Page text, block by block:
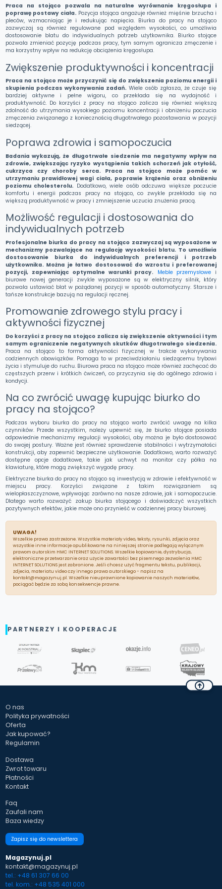
Praca na stojąco pozwala na naturalne wyrównanie kręgosłupa i
poprawę postawy ciała.Pozycja stojąca angażuje również mięśnie brzucha i
pleców, wzmacniając je i redukując napięcia. Biurka do pracy na stojąco
zazwyczaj są również regulowane pod względem wysokości, co umożliwia
dostosowanie blatu do indywidualnych potrzeb użytkownika. Biurko stojące
pozwala zmieniać pozycję podczas pracy, tym samym ogranicza zmęczenie i
ma korzystny wpływ na redukcję obciążenia kręgosłupa.
Zwiększenie produktywności i koncentracji
Praca na stojąco może przyczynić się do zwiększenia poziomu energii i
skupienia podczas wykonywania zadań.Wiele osób zgłasza, że czuje się
bardziej aktywne i pełne wigoru, co przekłada się na wydajność i
produktywność. Do korzyści z pracy na stojąco zalicza się również większą
zdolność do utrzymania wysokiego poziomu koncentracji i obniżeniu poczucia
zmęczenia związanego z koniecznością długotrwałego pozostawania w pozycji
siedzącej.
Poprawa zdrowia i samopoczucia
Badania wykazują, że długotrwałe siedzenie ma negatywny wpływ na
zdrowie, zwiększając ryzyko wystąpienia takich schorzeń jak otyłość,
cukrzyca czy choroby serca. Praca na stojąco może pomóc w
utrzymaniu prawidłowej wagi ciała, poprawie krążenia oraz obniżeniu
poziomu cholesterolu. Dodatkowo, wiele osób odczuwa większe poczucie
komfortu i energii podczas pracy na stojąco, co zwykle przekłada się na
większą produktywność w pracy i zmniejszenie uczucia znużenia pracą.
Możliwość regulacji i dostosowania do
indywidualnych potrzeb
Profesjonalne biurka do pracy na stojąco zazwyczaj są wyposażone w
mechanizmy pozwalające na regulację wysokości blatu. To umożliwia
dostosowanie biurka do indywidualnych preferencji i potrzeb
użytkownika. Można je łatwo dostosować do wzrostu i preferowanej
pozycji, zapewniając optymalne warunki pracy.
Meble przemysłowe i
biurowe nowej generacji zwykle wyposażone są w elektryczny silnik, który
pozwala ustawiać blat w pożądanej pozycji w sposób automatyczny. Starsze i
tańsze konstrukcje bazują na regulacji ręcznej.
Promowanie zdrowego stylu pracy i
aktywności fizycznej
Do korzyści z pracy na stojąco zalicza się zwiększenie aktywności i tym
samym ograniczenie negatywnych skutków długotrwałego siedzenia.
Praca na stojąco to forma aktywności fizycznej w trakcie wykonywania
codziennych obowiązków. Pomaga to w przeciwdziałaniu siedzącemu trybowi
życia i stymuluje do ruchu. Biurowa praca na stojąco może również zachęcać do
częstszych przerw i krótkich ćwiczeń, co przyczynia się do ogólnego zdrowia i
kondycji.
Na co zwrócić uwagę kupując biurko do
pracy na stojąco?
Podczas wyboru biurka do pracy na stojąco warto zwrócić uwagę na kilka
czynników. Przede wszystkim, należy upewnić się, że biurko stojące posiada
odpowiednie mechanizmy regulacji wysokości, aby można je było dostosować
do swojej postury. Ważne jest również sprawdzenie stabilności i wytrzymałości
konstrukcji, aby zapewnić bezpieczne użytkowanie. Dodatkowo, warto rozważyć
dostępne opcje dodatkowe, takie jak uchwyt na monitor czy półka na
klawiaturę, które mogą zwiększyć wygodę pracy.
Elektryczne biurka do pracy na stojąco są inwestycją w zdrowie i efektywność w
miejscu pracy. Korzyści związane z takim rozwiązaniem są
wielopłaszczyznowe, wpływając zarówno na nasze zdrowie, jak i samopoczucie.
Dlatego warto rozważyć zakup biurka stojącego i doświadczyć wszystkich
pozytywnych efektów, jakie może ono przynieść w codziennej pracy biurowej.
UWAGA!
Wszelkie prawa zastrzeżone. Wszystkie materiały video, teksty, rysunki, zdjęcia oraz
wszystkie inne informacje opublikowane na niniejszej stronie podlegają wylącznym
prawom autorskim HMC INTERNET SOLUTIONS. Wszelkie kopiowanie, dystrybucja,
elektroniczne przetwarzanie oraz użycie zawartości bez pisemnego zezwolenia HMC
INTERNET SOLUTIONS jest zabronione. Jeśli chcesz użyć fragmentu tekstu, publikacji,
zdjecia, materiatu video czy innego prawa autorskiego - napisz na
kontakt@magazynuj.pl. Wszeľkie nieuprawnione kopiowanie naszych materiałów,
pociągać będzie za sobą konsekwencje prawne.
PARTNERZY I KOOPERACJE
O nas
Polityka prywatności
Oferta
Jak kupować?
Regulamin
Dostawa
Zwrot towaru
Płatności
Kontakt
Faq
Zaufali nam
Baza wiedzy
Zapisz się do newslettera
Magazynuj.pl
kontakt@magazynuj.pl
tel.: +48 61 307 66 00
tel. kom.: +48 535 401 000